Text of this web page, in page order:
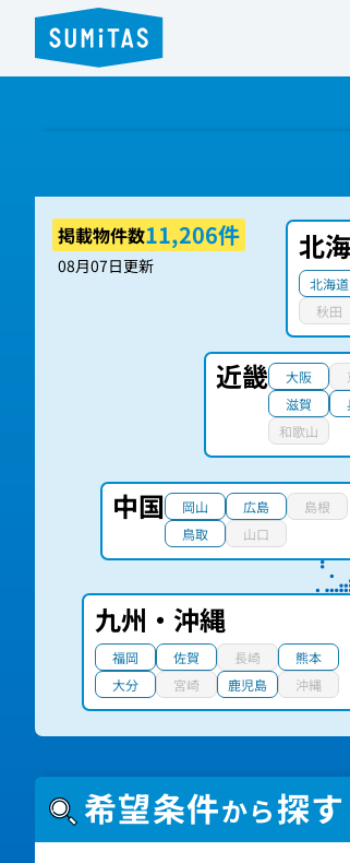
掲載物件数11,206件
08月07日更新
北
北海道
秋田
近畿 大阪
滋賀
和歌山
中国 岡山 広島
島根
鳥取
山口
九州・沖縄
福岡 佐賀 長崎
熊本
大分
宮崎 鹿児島 沖縄
希望条件から探す